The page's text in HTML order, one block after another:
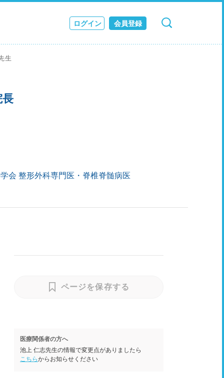
ログイン 会員登録
検索 キャンセル
生
会 整形外科専門医・脊椎脊髄病医
ページを保存する
医療関係者の方へ
池上 仁志先生の情報で変更点がありましたら
こちらからお知らせください